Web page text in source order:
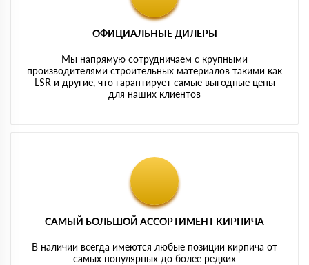
ОФИЦИАЛЬНЫЕ ДИЛЕРЫ
Мы напрямую сотрудничаем с крупными
производителями строительных материалов такими как
LSR и другие, что гарантирует самые выгодные цены
для наших клиентов
САМЫЙ БОЛЬШОЙ АССОРТИМЕНТ КИРПИЧА
В наличии всегда имеются любые позиции кирпича от
самых популярных до более редких